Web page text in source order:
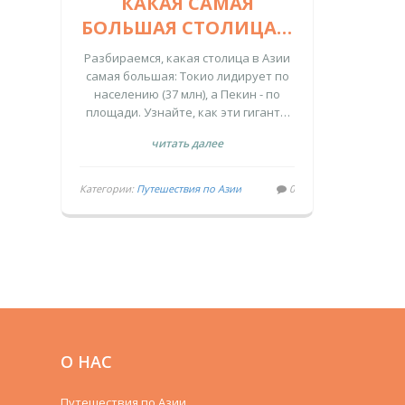
БОЛЬШАЯ СТОЛИЦА В
АЗИИ: СРАВНЕНИЕ
ТОКИО, ПЕКИНА И
ДЖАКАРТЫ
Разбираемся, какая столица в Азии
самая большая: Токио лидирует по
населению (37 млн), а Пекин - по
площади. Узнайте, как эти гиганты
туристу.
читать далее
Категории: Путешествия по Азии 0
О НАС